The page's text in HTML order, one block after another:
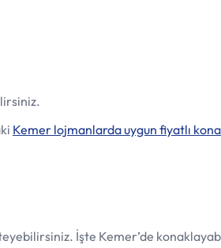
Kemer lojmanlarda uygun fiyatlı
İşte Kemer’de